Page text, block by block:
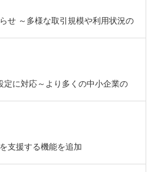
せ ～多様な取引規模や利用状況の
可能に～
定に対応～より多くの中小企業の
支援する機能を追加